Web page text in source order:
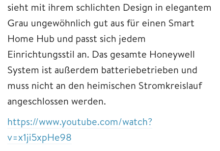
sieht mit ihrem schlichten Design in elegantem
Grau ungewöhnlich gut aus für einen Smart
Home Hub und passt sich jedem
Einrichtungsstil an. Das gesamte Honeywell
System ist außerdem batteriebetrieben und
muss nicht an den heimischen Stromkreislauf
angeschlossen werden.
https://www.youtube.com/watch?
v=x1ji5xpHe98